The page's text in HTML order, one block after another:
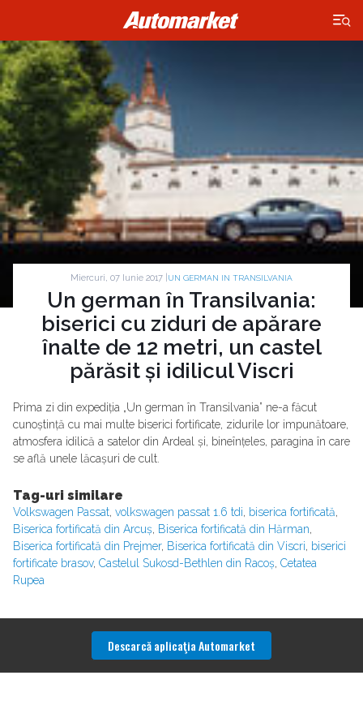
×
Miercuri, 07 Iunie 2017 | UN GERMAN IN TRANSILVANIA
Un german în Transilvania:
biserici cu ziduri de apărare
înalte de 12 metri, un castel
părăsit și idilicul Viscri
Prima zi din expediția „Un german în Transilvania” ne-a făcut
cunoștință cu mai multe biserici fortificate, zidurile lor impunătoare,
atmosfera idilică a satelor din Ardeal și, bineînțeles, paragina în care
se află unele lăcașuri de cult.
Tag-uri similare
Volkswagen Passat, volkswagen passat 1.6 tdi, biserica fortificată,
Biserica fortificată din Arcuș, Biserica fortificată din Hărman,
Biserica fortificată din Prejmer, Biserica fortificată din Viscri, biserici
fortificate brasov, Castelul Sukosd-Bethlen din Racoș, Cetatea
Rupea
Descarcă aplicaţia Automarket